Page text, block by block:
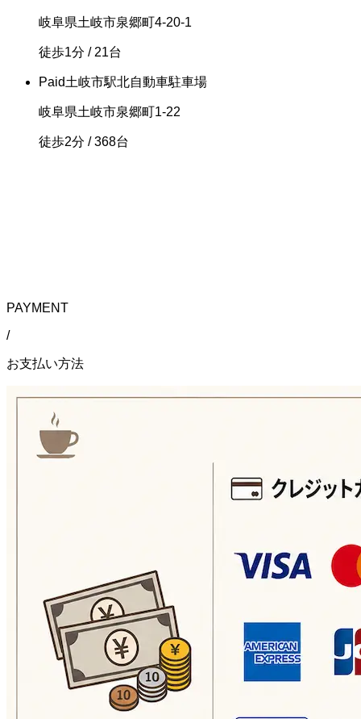
岐阜県土岐市泉郷町4-20-1
徒歩1分 / 21台
Paid土岐市駅北自動車駐車場
岐阜県土岐市泉郷町1-22
徒歩2分 / 368台
PAYMENT
/
お支払い方法